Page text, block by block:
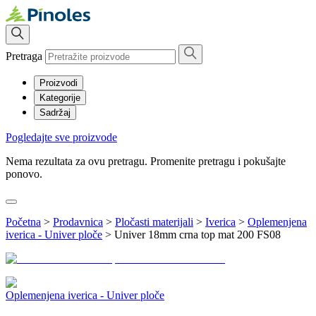
Pretraga
Proizvodi
Kategorije
Sadržaj
Pogledajte sve proizvode
Nema rezultata za ovu pretragu. Promenite pretragu i pokušajte
ponovo.
Početna > Prodavnica > Pločasti materijali > Iverica > Oplemenjena
iverica - Univer ploče > Univer 18mm crna top mat 200 FS08
Oplemenjena iverica - Univer ploče